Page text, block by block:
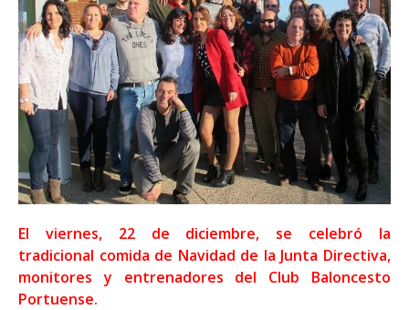
El viernes, 22 de diciembre, se celebró la
tradicional comida de Navidad de la Junta Directiva,
monitores y entrenadores del Club Baloncesto
Portuense.